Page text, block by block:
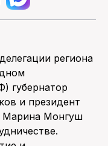
региона
губернатор
и президент
Марина Монгуш